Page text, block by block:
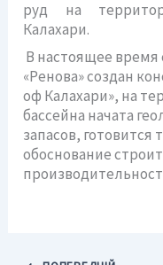
руд на
Калахари.
В настоящее время
«Ренова» создан
оф Калахари», на
бассейна начата
запасов,
обоснование